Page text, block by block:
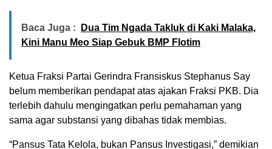
Baca Juga :
Dua Tim Ngada Takluk di Kaki Malaka,
Kini Manu Meo Siap Gebuk BMP Flotim
Ketua Fraksi Partai Gerindra Fransiskus Stephanus Say
belum memberikan pendapat atas ajakan Fraksi PKB. Dia
terlebih dahulu mengingatkan perlu pemahaman yang
sama agar substansi yang dibahas tidak membias.
“Pansus Tata Kelola, bukan Pansus Investigasi,” demikian